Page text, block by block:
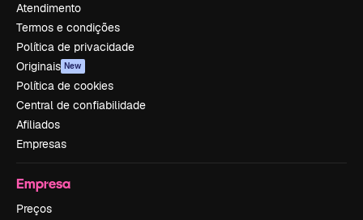
Atendimento
Termos e condições
Política de privacidade
Originais New
Política de cookies
Central de confiabilidade
Afiliados
Empresas
Empresa
Preços